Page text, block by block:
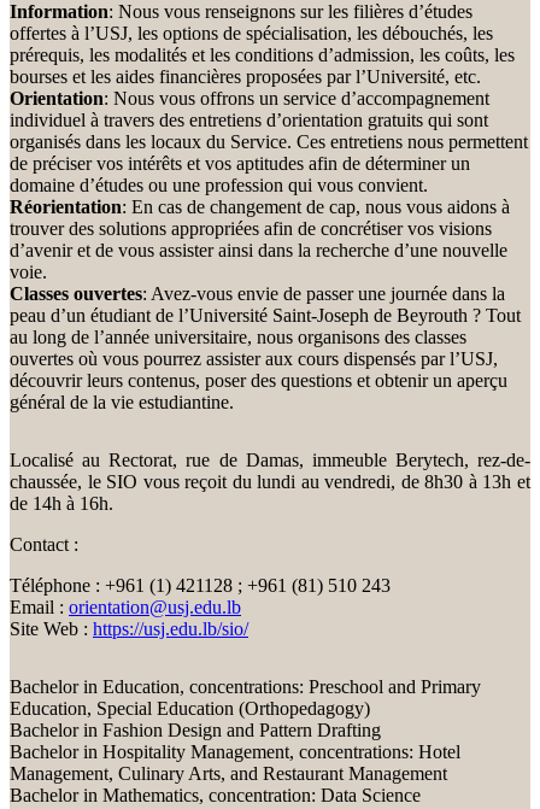
Information: Nous vous renseignons sur les filières d’études
offertes à l’USJ, les options de spécialisation, les débouchés, les
prérequis, les modalités et les conditions d’admission, les coûts, les
bourses et les aides financières proposées par l’Université, etc.
Orientation: Nous vous offrons un service d’accompagnement
individuel à travers des entretiens d’orientation gratuits qui sont
organisés dans les locaux du Service. Ces entretiens nous permettent
de préciser vos intérêts et vos aptitudes afin de déterminer un
domaine d’études ou une profession qui vous convient.
Réorientation: En cas de changement de cap, nous vous aidons à
trouver des solutions appropriées afin de concrétiser vos visions
d’avenir et de vous assister ainsi dans la recherche d’une nouvelle
voie.
Classes ouvertes: Avez-vous envie de passer une journée dans la
peau d’un étudiant de l’Université Saint-Joseph de Beyrouth ? Tout
au long de l’année universitaire, nous organisons des classes
ouvertes où vous pourrez assister aux cours dispensés par l’USJ,
découvrir leurs contenus, poser des questions et obtenir un aperçu
général de la vie estudiantine.
Localisé au Rectorat, rue de Damas, immeuble Berytech, rez-de-
chaussée, le SIO vous reçoit du lundi au vendredi, de 8h30 à 13h et
de 14h à 16h.
Contact :
Téléphone : +961 (1) 421128 ; +961 (81) 510 243
Email : orientation@usj.edu.lb
Site Web : https://usj.edu.lb/sio/
Bachelor in Education, concentrations: Preschool and Primary
Education, Special Education (Orthopedagogy)
Bachelor in Fashion Design and Pattern Drafting
Bachelor in Hospitality Management, concentrations: Hotel
Management, Culinary Arts, and Restaurant Management
Bachelor in Mathematics, concentration: Data Science